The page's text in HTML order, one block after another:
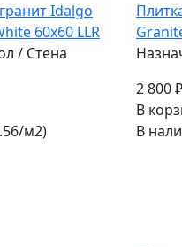
Idalgo
60x60 LLR
/ Стена
м2)
2 800 ₽
В
В